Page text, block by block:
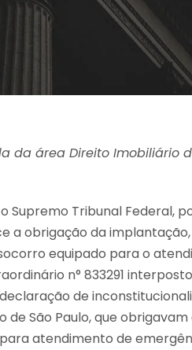
da área Direito Imobiliário
Supremo Tribunal Federal,
a obrigação da
equipado para o
n° 833291
de
de São Paulo, que
atendimento de